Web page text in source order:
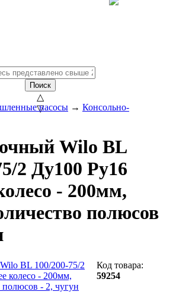
Поиск
△
▽
насосы → Консольно-
Wilo BL
2 Ду100 Ру16
- 200мм,
полюсов
Код товара:
59254